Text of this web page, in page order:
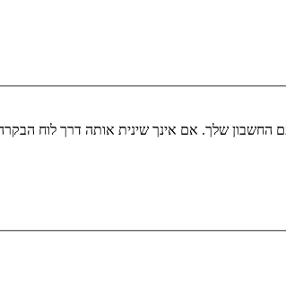
החשבון שלך. אם אינך שינית אותה דרך לוח